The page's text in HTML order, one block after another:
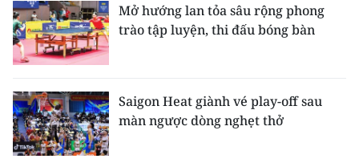
Mở hướng lan tỏa sâu rộng phong
trào tập luyện, thi đấu bóng bàn
Saigon Heat giành vé play-off sau
màn ngược dòng nghẹt thở